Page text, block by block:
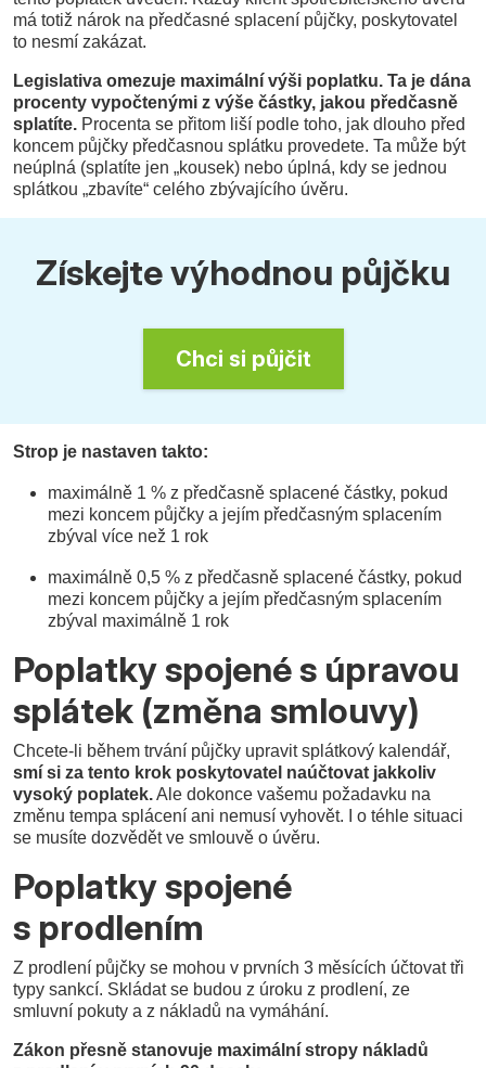
má totiž nárok na předčasné splacení půjčky, poskytovatel
to nesmí zakázat.
Legislativa omezuje maximální výši poplatku. Ta je dána
procenty vypočtenými z výše částky, jakou předčasně
splatíte. Procenta se přitom liší podle toho, jak dlouho před
koncem půjčky předčasnou splátku provedete. Ta může být
neúplná (splatíte jen „kousek) nebo úplná, kdy se jednou
splátkou „zbavíte“ celého zbývajícího úvěru.
Získejte výhodnou půjčku
Chci si půjčit
Strop je nastaven takto:
maximálně 1 % z předčasně splacené částky, pokud
mezi koncem půjčky a jejím předčasným splacením
zbýval více než 1 rok
maximálně 0,5 % z předčasně splacené částky, pokud
mezi koncem půjčky a jejím předčasným splacením
zbýval maximálně 1 rok
Poplatky spojené s úpravou
splátek (změna smlouvy)
Chcete-li během trvání půjčky upravit splátkový kalendář,
smí si za tento krok poskytovatel naúčtovat jakkoliv
vysoký poplatek.Ale dokonce vašemu požadavku na
změnu tempa splácení ani nemusí vyhovět. I o téhle situaci
se musíte dozvědět ve smlouvě o úvěru.
Poplatky spojené
s prodlením
Z prodlení půjčky se mohou v prvních 3 měsících účtovat tři
typy sankcí. Skládat se budou z úroku z prodlení, ze
smluvní pokuty a z nákladů na vymáhání.
Zákon přesně stanovuje maximální stropy nákladů